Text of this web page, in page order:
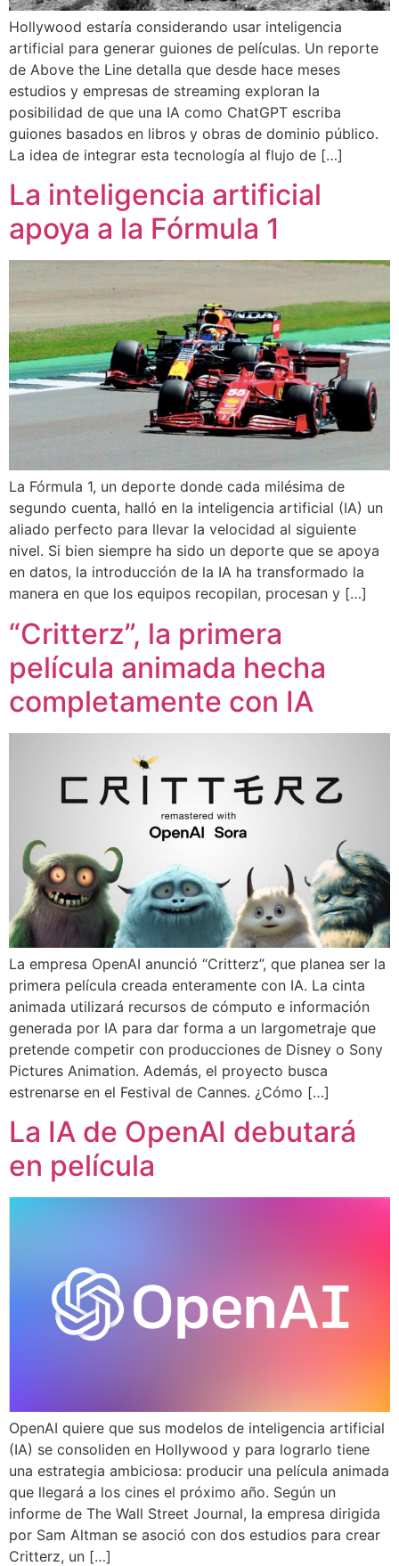
Hollywood estaría considerando usar inteligencia
artificial para generar guiones de películas. Un reporte
de Above the Line detalla que desde hace meses
estudios y empresas de streaming exploran la
posibilidad de que una IA como ChatGPT escriba
guiones basados en libros y obras de dominio público.
La idea de integrar esta tecnología al flujo de […]
La inteligencia artificial
apoya a la Fórmula 1
La Fórmula 1, un deporte donde cada milésima de
segundo cuenta, halló en la inteligencia artificial (IA) un
aliado perfecto para llevar la velocidad al siguiente
nivel. Si bien siempre ha sido un deporte que se apoya
en datos, la introducción de la IA ha transformado la
manera en que los equipos recopilan, procesan y […]
“Critterz”, la primera
película animada hecha
completamente con IA
La empresa OpenAI anunció “Critterz”, que planea ser la
primera película creada enteramente con IA. La cinta
animada utilizará recursos de cómputo e información
generada por IA para dar forma a un largometraje que
pretende competir con producciones de Disney o Sony
Pictures Animation. Además, el proyecto busca
estrenarse en el Festival de Cannes. ¿Cómo […]
La IA de OpenAI debutará
en película
OpenAI quiere que sus modelos de inteligencia artificial
(IA) se consoliden en Hollywood y para lograrlo tiene
una estrategia ambiciosa: producir una película animada
que llegará a los cines el próximo año. Según un
informe de The Wall Street Journal, la empresa dirigida
por Sam Altman se asoció con dos estudios para crear
Critterz, un […]